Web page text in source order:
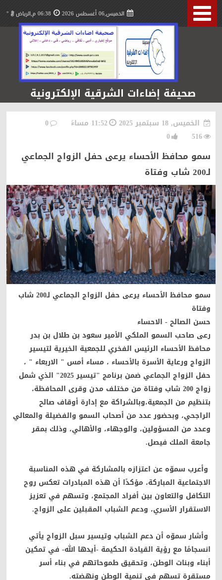
الخميس,06 أغسطس 2026 06:38 م,الرياض °
صحيفة إضاءات الشرقية الإلكترونية
الخميس, 18 سبتمبر 2025 11:52 مساءً
0
516
0
سمو محافظ الأحساء يرعى حفل الزواج الجماعي
لـ200 شاب وفتاة
سمو محافظ الأحساء يرعى حفل الزواج الجماعي لـ200 شاب
وفتاة
حسن الصالح - الاحساء
رعى صاحب السمو الملكي الأمير سعود بن طلال بن بدر
محافظ الأحساء الرئيس الفخري للجمعية الخيرية لتيسير
الزواج ورعاية الأسرة بالأحساء ، مساء أمس " الاربعاء " ،
حفل الزواج الجماعي ضمن برنامج "تيسير 2025" الذي شمل
زواج 200 شاب وفتاة من مختلف مدن وقرى المحافظة،
بتنظيم من الجمعية،وبالشراكة مع إدارة أوقاف صالح
الراجحي، وبحضور عدد من أصحاب السمو والفضيلة والمعالي
وعدد من المسؤولين، والوجهاء، والأهالي، وذلك بمقر
جامعة الملك فيصل.
وأعرب سموّه عن اعتزازه بالمشاركة في هذه المناسبة
الاجتماعية المباركة، مؤكدًا أن هذه المبادرات تعكس روح
التكافل والتعاون بين أفراد المجتمع، وتسهم في تعزيز
الاستقرار الأسري، ودعم الشباب المقبلين على الزواج.
وأشار سموّه أن دعم الشباب وتيسير سبل الزواج يأتي
انسجامًا مع رؤية القيادة الحكيمة -أيدها الله- في تمكين
أبناء وبنات الوطن، وتحقيق طموحاتهم في بناء أسر
مستقرة تسهم في تنمية الوطن ونهضته.